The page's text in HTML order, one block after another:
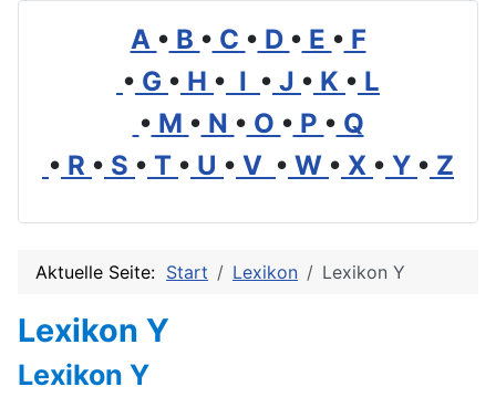
A • B • C • D • E • F
• G • H • I • J • K • L
• M • N • O • P • Q
• R • S • T • U • V • W • X • Y • Z
Aktuelle Seite: Start Lexikon Lexikon Y
Lexikon Y
Lexikon Y